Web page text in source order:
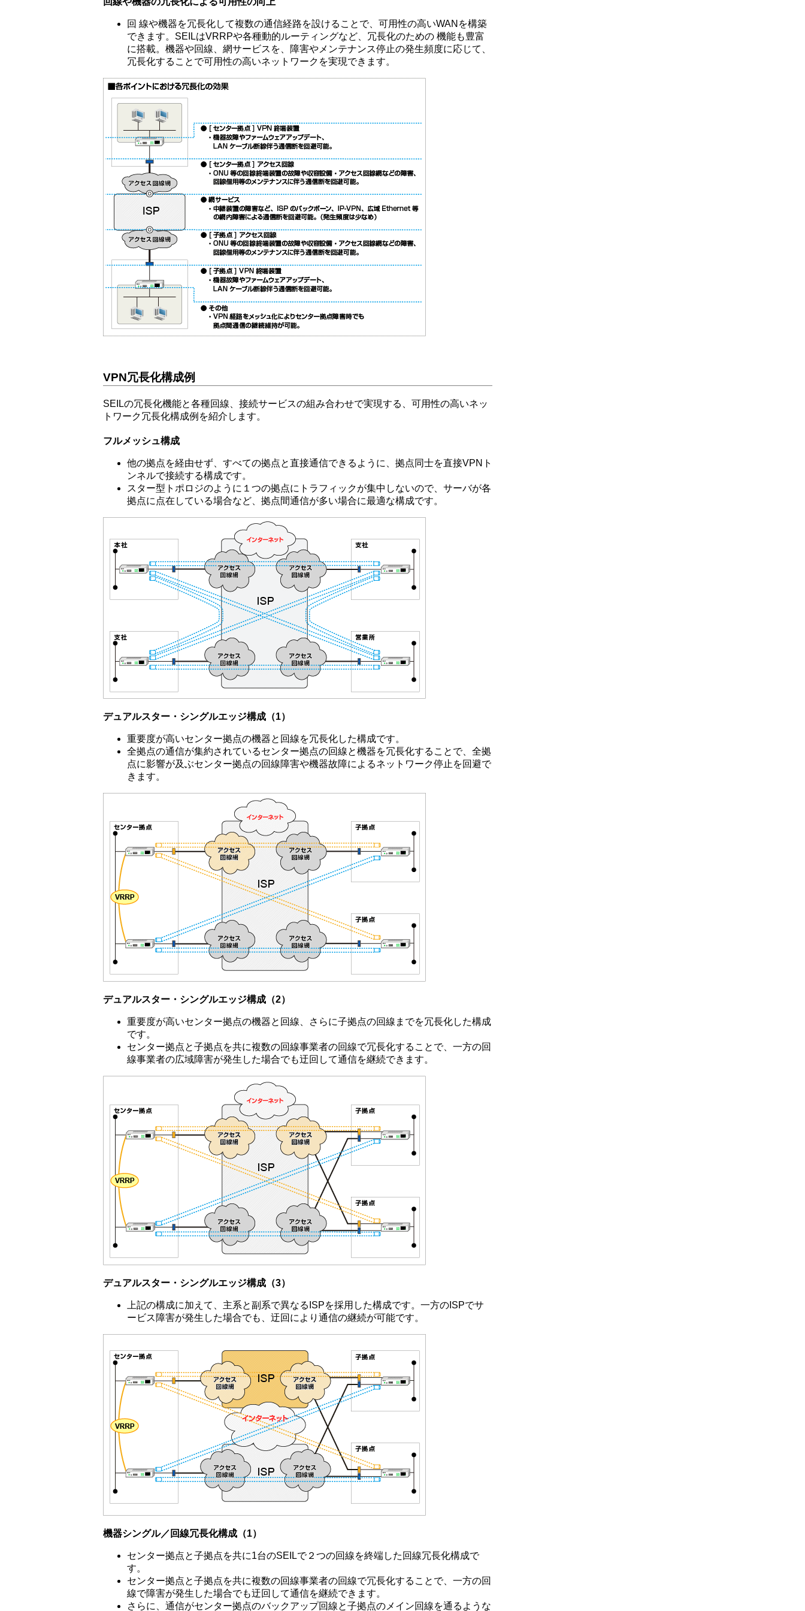
回 線や機器を冗長化して複数の通信経路を設けることで、可用性の高いWANを構築
できます。SEILはVRRPや各種動的ルーティングなど、冗長化のための 機能も豊富
に搭載。機器や回線、網サービスを、障害やメンテナンス停止の発生頻度に応じて、
冗長化することで可用性の高いネットワークを実現できます。
VPN冗長化構成例
SEILの冗長化機能と各種回線、接続サービスの組み合わせで実現する、可用性の高いネッ
トワーク冗長化構成例を紹介します。
フルメッシュ構成
他の拠点を経由せず、すべての拠点と直接通信できるように、拠点同士を直接VPNト
ンネルで接続する構成です。
スター型トポロジのように１つの拠点にトラフィックが集中しないので、サーバが各
拠点に点在している場合など、拠点間通信が多い場合に最適な構成です。
デュアルスター・シングルエッジ構成（1）
重要度が高いセンター拠点の機器と回線を冗長化した構成です。
全拠点の通信が集約されているセンター拠点の回線と機器を冗長化することで、全拠
点に影響が及ぶセンター拠点の回線障害や機器故障によるネットワーク停止を回避で
きます。
デュアルスター・シングルエッジ構成（2）
重要度が高いセンター拠点の機器と回線、さらに子拠点の回線までを冗長化した構成
です。
センター拠点と子拠点を共に複数の回線事業者の回線で冗長化することで、一方の回
線事業者の広域障害が発生した場合でも迂回して通信を継続できます。
デュアルスター・シングルエッジ構成（3）
上記の構成に加えて、主系と副系で異なるISPを採用した構成です。一方のISPでサ
ービス障害が発生した場合でも、迂回により通信の継続が可能です。
機器シングル／回線冗長化構成（1）
センター拠点と子拠点を共に1台のSEILで２つの回線を終端した回線冗長化構成で
す。
センター拠点と子拠点を共に複数の回線事業者の回線で冗長化することで、一方の回
線で障害が発生した場合でも迂回して通信を継続できます。
さらに、通信がセンター拠点のバックアップ回線と子拠点のメイン回線を通るような